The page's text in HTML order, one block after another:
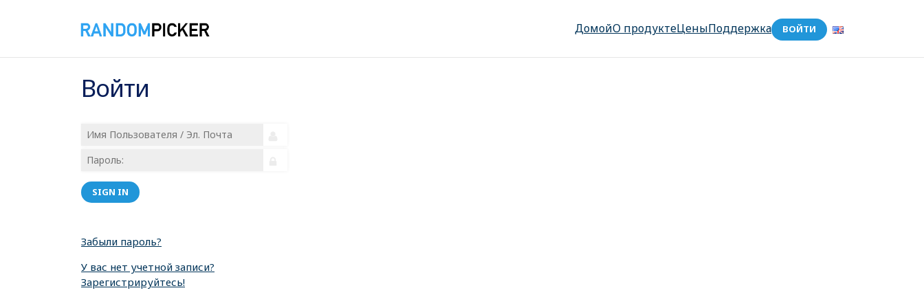
ДомойО продуктеЦеныПоддержка ВОЙТИ
Войти
SIGN IN
Забыли пароль?
У вас нет учетной записи?
Зарегистрируйтесь!